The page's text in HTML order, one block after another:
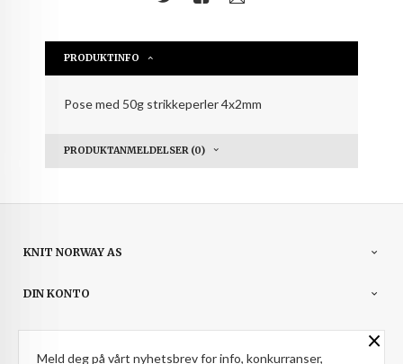
PRODUKTINFO
Pose med 50g strikkeperler 4x2mm
PRODUKTANMELDELSER (0)
KNIT NORWAY AS
DIN KONTO
NYHETSBREV ×
Meld deg på vårt nyhetsbrev for info, konkurranser,